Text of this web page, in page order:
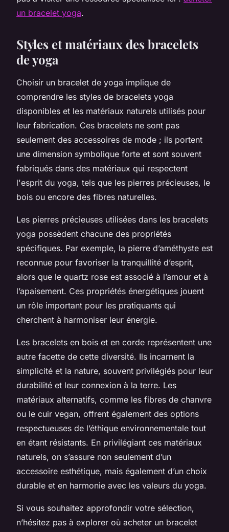
un bracelet yoga.
Styles et matériaux des bracelets
de yoga
Choisir un bracelet de yoga implique de
comprendre les styles de bracelets yoga
disponibles et les matériaux naturels utilisés pour
leur fabrication. Ces bracelets ne sont pas
seulement des accessoires de mode ; ils portent
une dimension symbolique forte et sont souvent
fabriqués dans des matériaux qui respectent
l'esprit du yoga, tels que les pierres précieuses, le
bois ou encore des fibres naturelles.
Les pierres précieuses utilisées dans les bracelets
yoga possèdent chacune des propriétés
spécifiques. Par exemple, la pierre d’améthyste est
reconnue pour favoriser la tranquillité d’esprit,
alors que le quartz rose est associé à l’amour et à
l’apaisement. Ces propriétés énergétiques jouent
un rôle important pour les pratiquants qui
cherchent à harmoniser leur énergie.
Les bracelets en bois et en corde représentent une
autre facette de cette diversité. Ils incarnent la
simplicité et la nature, souvent privilégiés pour leur
durabilité et leur connexion à la terre. Les
matériaux alternatifs, comme les fibres de chanvre
ou le cuir vegan, offrent également des options
respectueuses de l’éthique environnementale tout
en étant résistants. En privilégiant ces matériaux
naturels, on s’assure non seulement d’un
accessoire esthétique, mais également d’un choix
durable et en harmonie avec les valeurs du yoga.
Si vous souhaitez approfondir votre sélection,
n’hésitez pas à explorer où acheter un bracelet